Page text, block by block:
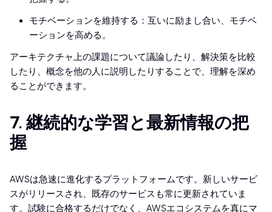
モチベーションを維持する：互いに励まし合い、モチベ
ーションを高める。
アーキテクチャ上の課題について議論したり、解決策を比較
したり、概念を他の人に説明したりすることで、理解を深め
ることができます。
7. 継続的な学習と最新情報の把
握
AWSは急速に進化するプラットフォームです。新しいサービ
スがリリースされ、既存のサービスも常に更新されていま
す。試験に合格するだけでなく、AWSエコシステムを真にマ